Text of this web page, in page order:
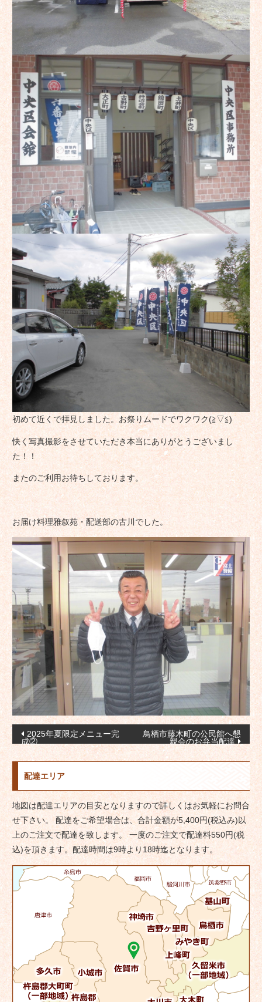
初めて近くで拝見しました。お祭りムードでワクワク(≧▽≦)
快く写真撮影をさせていただき本当にありがとうございまし
た！！
またのご利用お待ちしております。
お届け料理雅叙苑・配送部の古川でした。
投
稿
ナ
ビ
ゲ
ー
シ
ョ
ン
2025年夏限定メニュー完
成②
鳥栖市藤木町の公民館へ懇
親会のお弁当配達
配達エリア
地図は配達エリアの目安となりますので詳しくはお気軽にお問合
せ下さい。 配達をご希望場合は、合計金額が5,400円(税込み)以
上のご注文で配達を致します。 一度のご注文で配達料550円(税
込)を頂きます。配達時間は9時より18時迄となります。